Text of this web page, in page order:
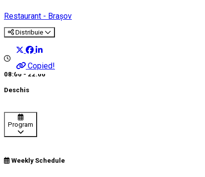
Restaurant - Brașov
Distribuie
Copied!
08:00 - 22:00
Deschis
Program
Weekly Schedule